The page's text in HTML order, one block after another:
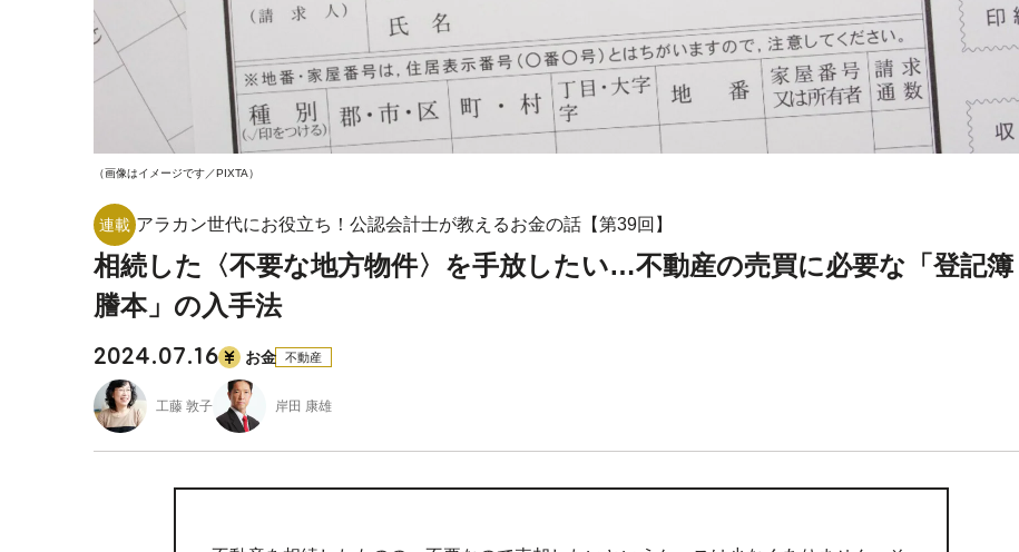
（画像はイメージです／PIXTA）
連載 アラカン世代にお役立ち！公認会計士が教えるお金の話【第39回】
相続した〈不要な地方物件〉を手放したい…不動産の売買に必要な「登記簿
謄本」の入手法
2024.07.16 お金 不動産
工藤 敦子 岸田 康雄